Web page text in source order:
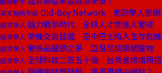
英文無所不談 Old-Boy Network 老同學人脈網
經濟學人 腦力戰爭時代 全球人才荒進入警戒
經濟學人 新機交貨延遲 空中巴士陷入生存危機
經濟學人 奢侈品龍頭之爭 亞曼尼成頭號獵物
經濟學人 全球科技二百五十強 台商進榜增兩倍